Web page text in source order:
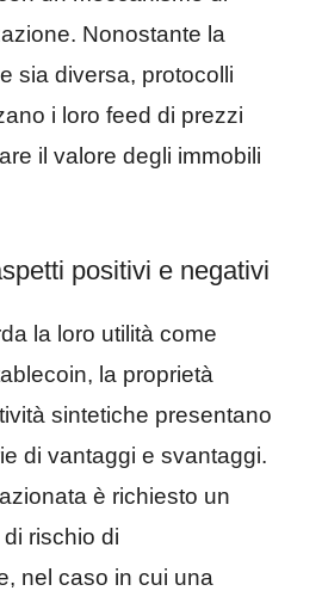
Nonostante la
sia diversa, protocolli
i loro feed di prezzi
il valore degli immobili
positivi e negativi
la loro utilità come
la proprietà
sintetiche presentano
di vantaggi e svantaggi.
è richiesto un
rischio di
nel caso in cui una